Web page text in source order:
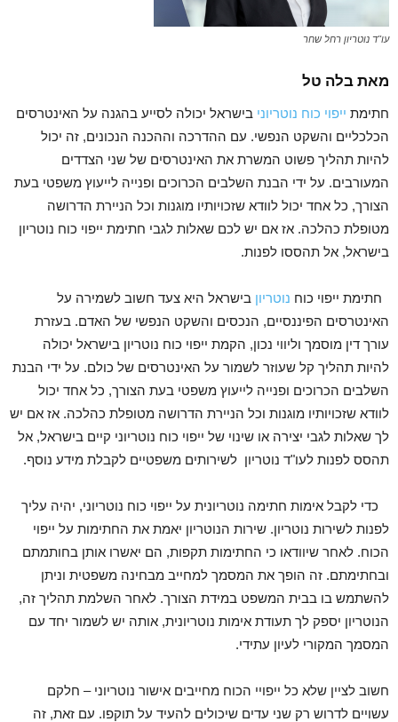
עו"ד נוטריון רחל שחר
מאת בלה טל
חתימת ייפוי כוח נוטריוני בישראל יכולה לסייע בהגנה על האינטרסים
הכלכליים והשקט הנפשי. עם ההדרכה וההכנה הנכונים, זה יכול
להיות תהליך פשוט המשרת את האינטרסים של שני הצדדים
המעורבים. על ידי הבנת השלבים הכרוכים ופנייה לייעוץ משפטי בעת
הצורך, כל אחד יכול לוודא שזכויותיו מוגנות וכל הניירת הדרושה
מטופלת כהלכה. אז אם יש לכם שאלות לגבי חתימת ייפוי כוח נוטריון
בישראל, אל תהססו לפנות.
חתימת ייפוי כוח נוטריון בישראל היא צעד חשוב לשמירה על
האינטרסים הפיננסיים, הנכסים והשקט הנפשי של האדם. בעזרת
עורך דין מוסמך וליווי נכון, הקמת ייפוי כוח נוטריון בישראל יכולה
להיות תהליך קל שעוזר לשמור על האינטרסים של כולם. על ידי הבנת
השלבים הכרוכים ופנייה לייעוץ משפטי בעת הצורך, כל אחד יכול
לוודא שזכויותיו מוגנות וכל הניירת הדרושה מטופלת כהלכה. אז אם יש
לך שאלות לגבי יצירה או שינוי של ייפוי כוח נוטריוני קיים בישראל, אל
תהסס לפנות לעו"ד נוטריון לשירותים משפטיים לקבלת מידע נוסף.
כדי לקבל אימות חתימה נוטריונית על ייפוי כוח נוטריוני, יהיה עליך
לפנות לשירות נוטריון. שירות הנוטריון יאמת את החתימות על ייפוי
הכוח. לאחר שיוודאו כי החתימות תקפות, הם יאשרו אותן בחותמתם
ובחתימתם. זה הופך את המסמך למחייב מבחינה משפטית וניתן
להשתמש בו בבית המשפט במידת הצורך. לאחר השלמת תהליך זה,
הנוטריון יספק לך תעודת אימות נוטריונית, אותה יש לשמור יחד עם
המסמך המקורי לעיון עתידי.
חשוב לציין שלא כל ייפויי הכוח מחייבים אישור נוטריוני – חלקם
עשויים לדרוש רק שני עדים שיכולים להעיד על תוקפו. עם זאת, זה